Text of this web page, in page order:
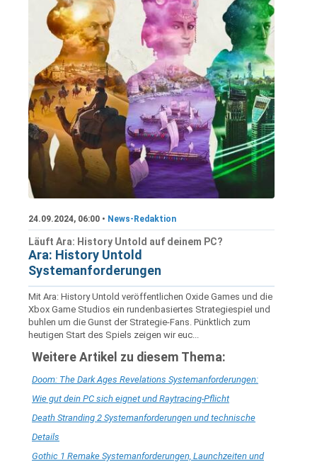
24.09.2024, 06:00 • News-Redaktion
Läuft Ara: History Untold auf deinem PC?
Ara: History Untold
Systemanforderungen
Mit Ara: History Untold veröffentlichen Oxide Games und die
Xbox Game Studios ein rundenbasiertes Strategiespiel und
buhlen um die Gunst der Strategie-Fans. Pünktlich zum
heutigen Start des Spiels zeigen wir euc...
Weitere Artikel zu diesem Thema:
Doom: The Dark Ages Revelations Systemanforderungen:
Wie gut dein PC sich eignet und Raytracing-Pflicht
Death Stranding 2 Systemanforderungen und technische
Details
Gothic 1 Remake Systemanforderungen, Launchzeiten und